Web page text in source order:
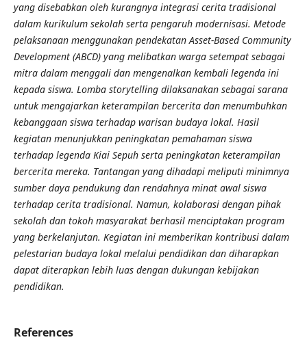
yang disebabkan oleh kurangnya integrasi cerita tradisional
dalam kurikulum sekolah serta pengaruh modernisasi. Metode
pelaksanaan menggunakan pendekatan Asset-Based Community
Development (ABCD) yang melibatkan warga setempat sebagai
mitra dalam menggali dan mengenalkan kembali legenda ini
kepada siswa. Lomba storytelling dilaksanakan sebagai sarana
untuk mengajarkan keterampilan bercerita dan menumbuhkan
kebanggaan siswa terhadap warisan budaya lokal. Hasil
kegiatan menunjukkan peningkatan pemahaman siswa
terhadap legenda Kiai Sepuh serta peningkatan keterampilan
bercerita mereka. Tantangan yang dihadapi meliputi minimnya
sumber daya pendukung dan rendahnya minat awal siswa
terhadap cerita tradisional. Namun, kolaborasi dengan pihak
sekolah dan tokoh masyarakat berhasil menciptakan program
yang berkelanjutan. Kegiatan ini memberikan kontribusi dalam
pelestarian budaya lokal melalui pendidikan dan diharapkan
dapat diterapkan lebih luas dengan dukungan kebijakan
pendidikan.
References